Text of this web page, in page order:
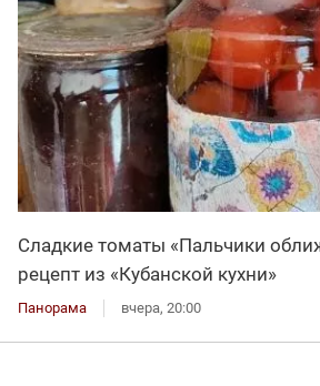
Сладкие томаты «Пальчики
рецепт из «Кубанской кухни»
Панорама вчера, 20:00